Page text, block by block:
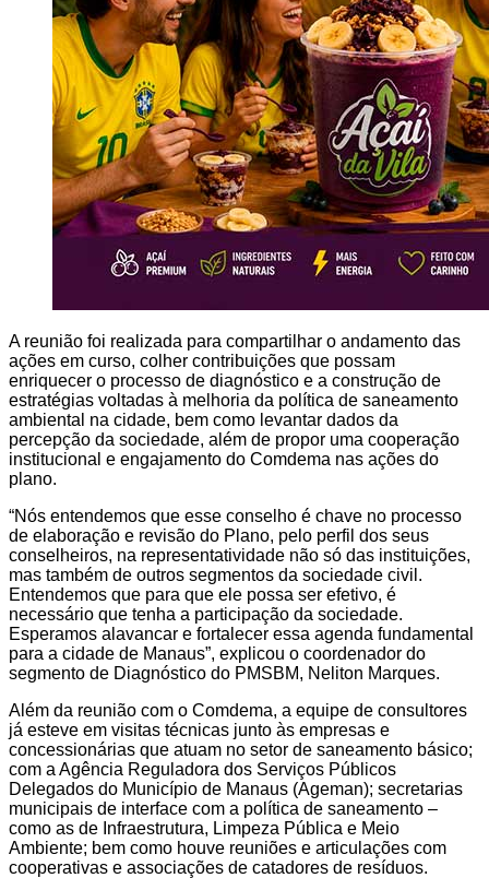
A reunião foi realizada para compartilhar o andamento das
ações em curso, colher contribuições que possam
enriquecer o processo de diagnóstico e a construção de
estratégias voltadas à melhoria da política de saneamento
ambiental na cidade, bem como levantar dados da
percepção da sociedade, além de propor uma cooperação
institucional e engajamento do Comdema nas ações do
plano.
“Nós entendemos que esse conselho é chave no processo
de elaboração e revisão do Plano, pelo perfil dos seus
conselheiros, na representatividade não só das instituições,
mas também de outros segmentos da sociedade civil.
Entendemos que para que ele possa ser efetivo, é
necessário que tenha a participação da sociedade.
Esperamos alavancar e fortalecer essa agenda fundamental
para a cidade de Manaus”, explicou o coordenador do
segmento de Diagnóstico do PMSBM, Neliton Marques.
Além da reunião com o Comdema, a equipe de consultores
já esteve em visitas técnicas junto às empresas e
concessionárias que atuam no setor de saneamento básico;
com a Agência Reguladora dos Serviços Públicos
Delegados do Município de Manaus (Ageman); secretarias
municipais de interface com a política de saneamento –
como as de Infraestrutura, Limpeza Pública e Meio
Ambiente; bem como houve reuniões e articulações com
cooperativas e associações de catadores de resíduos.